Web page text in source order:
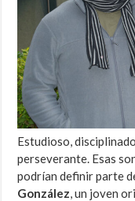
Estudioso,
perseverante. Esas
podrían definir parte
González, un joven